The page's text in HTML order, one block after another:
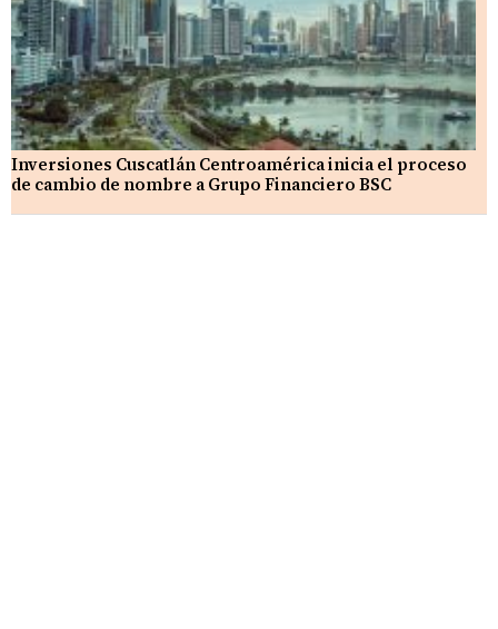
Inversiones Cuscatlán Centroamérica inicia el proceso
de cambio de nombre a Grupo Financiero BSC